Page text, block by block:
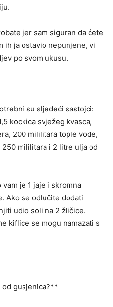
jer sam siguran da ćete
ih ja ostavio nepunjene, vi
po svom ukusu.
su sljedeći sastojci:
kockica svježeg kvasca,
200 mililitara tople vode,
mililitara i 2 litre ulja od
je 1 jaje i skromna
Ako se odlučite dodati
udio soli na 2 žličice.
kiflice se mogu namazati s
od gusjenica?**